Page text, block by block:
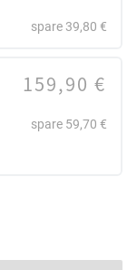
spare 39,80 €
159,90 €
spare 59,70 €